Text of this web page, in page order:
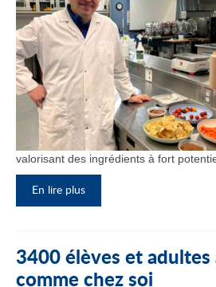
valorisant des ingrédients à fort
En lire plus
3400 élèves et adultes
comme chez soi